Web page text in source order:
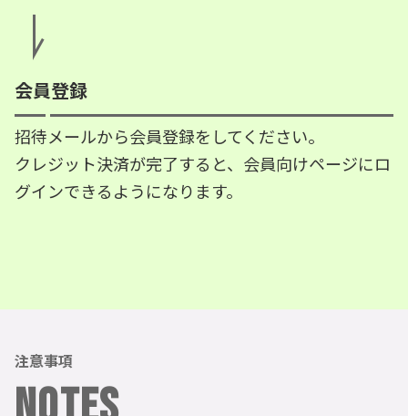
会員登録
招待メールから会員登録をしてください。
クレジット決済が完了すると、会員向けページにロ
グインできるようになります。
注意事項